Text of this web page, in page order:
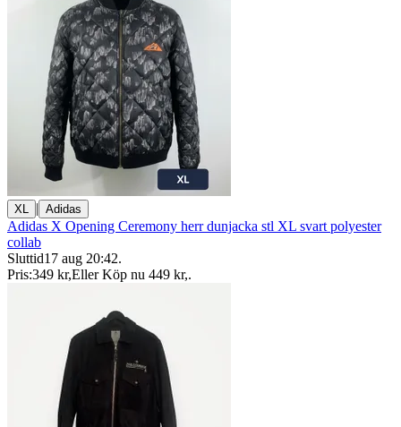
XL | Adidas
Adidas X Opening Ceremony herr dunjacka stl XL svart polyester
collab
Sluttid17 aug 20:42.
Pris:349 kr,Eller Köp nu 449 kr,.